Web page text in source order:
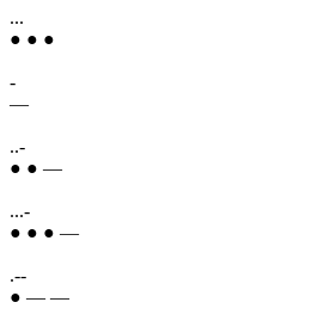
...
● ● ●
-
—
..-
● ● —
...-
● ● ● —
.--
● — —